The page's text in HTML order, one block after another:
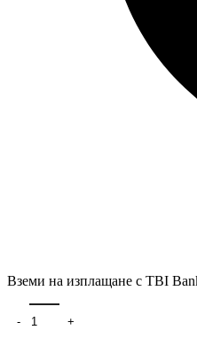
Вземи на изплащане с TBI
количество за KFR 24DC